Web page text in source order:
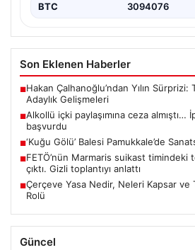
BTC 3094076
Son Eklenen Haberler
■Hakan Çalhanoğlu’ndan Yılın Sürprizi:
Adaylık Gelişmeleri
■Alkollü içki paylaşımına ceza almıştı…
başvurdu
■‘Kuğu Gölü’ Balesi Pamukkale’de
■FETÖ’nün Marmaris suikast
çıktı. Gizli toplantıyı anlattı
■Çerçeve Yasa Nedir, Neleri Kapsar
Rolü
Güncel